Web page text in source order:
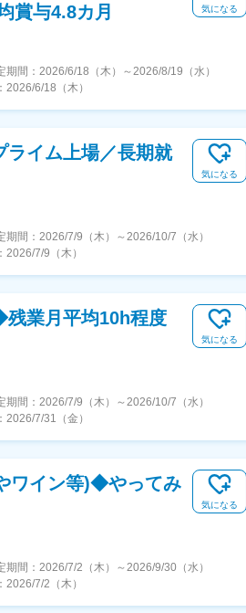
賞与4.8カ月 気になる
期間： 2026/6/18（木） ～2026/8/19（水）
2026/6/18（木）
ライム上場／長期就
気になる
期間： 2026/7/9（木） ～2026/10/7（水）
2026/7/9（木）
残業月平均10h程度
気になる
期間： 2026/7/9（木） ～2026/10/7（水）
2026/7/31（金）
ワイン等)◆やってみ
気になる
期間： 2026/7/2（木） ～2026/9/30（水）
2026/7/2（木）